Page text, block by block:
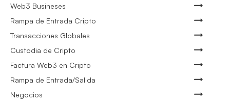
Web3 Busineses
Rampa de Entrada Cripto
Transacciones Globales
Custodia de Cripto
Factura Web3 en Cripto
Rampa de Entrada/Salida
Negocios